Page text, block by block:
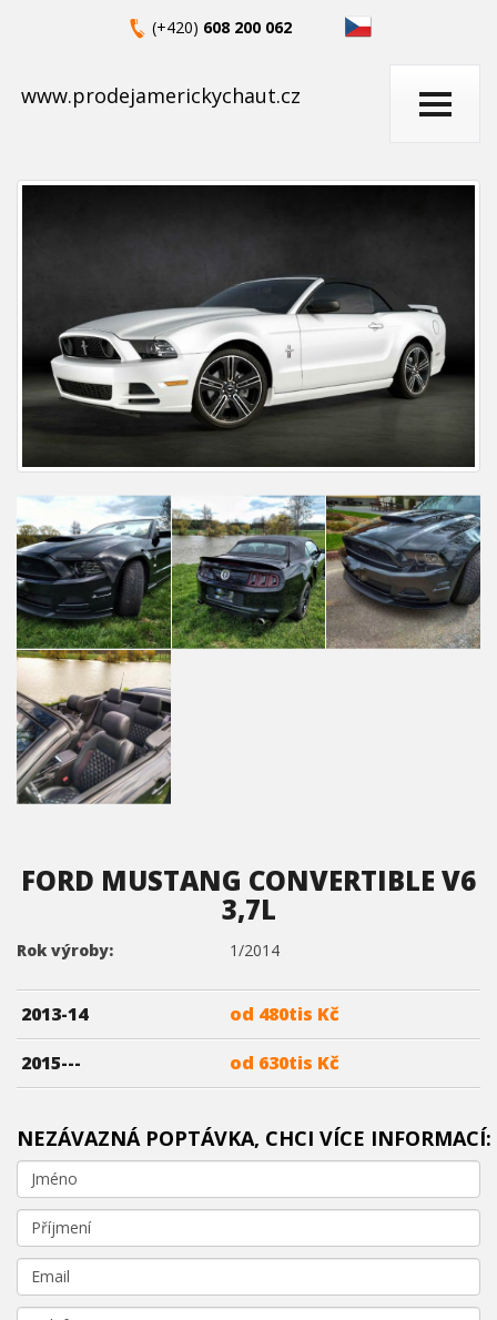
(+420) 608 200 062
Toggle
www.prodejamerickychaut.cz
FORD MUSTANG CONVERTIBLE V6
3,7L
Rok výroby: 1/2014
2013-14
od 480tis Kč
2015---
od 630tis Kč
NEZÁVAZNÁ POPTÁVKA, CHCI VÍCE INFORMACÍ: